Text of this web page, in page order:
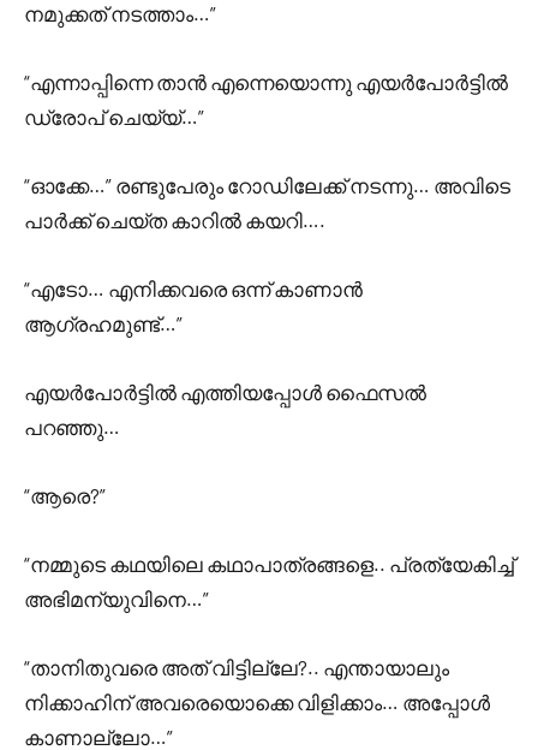
നമുക്കത് നടത്താം…”
“എന്നാപ്പിന്നെ താൻ എന്നെയൊന്നു എയർപോർട്ടിൽ
ഡ്രോപ് ചെയ്യ്…”
“ഓക്കേ…” രണ്ടുപേരും റോഡിലേക്ക് നടന്നു… അവിടെ
പാർക്ക് ചെയ്ത കാറിൽ കയറി….
“എടോ… എനിക്കവരെ ഒന്ന് കാണാൻ
ആഗ്രഹമുണ്ട്…”
എയർപോർട്ടിൽ എത്തിയപ്പോൾ ഫൈസൽ
പറഞ്ഞു…
“ആരെ?”
“നമ്മുടെ കഥയിലെ കഥാപാത്രങ്ങളെ.. പ്രത്യേകിച്ച്
അഭിമന്യുവിനെ…”
“താനിതുവരെ അത് വിട്ടില്ലേ?.. എന്തായാലും
നിക്കാഹിന് അവരെയൊക്കെ വിളിക്കാം… അപ്പോൾ
കാണാല്ലോ…”